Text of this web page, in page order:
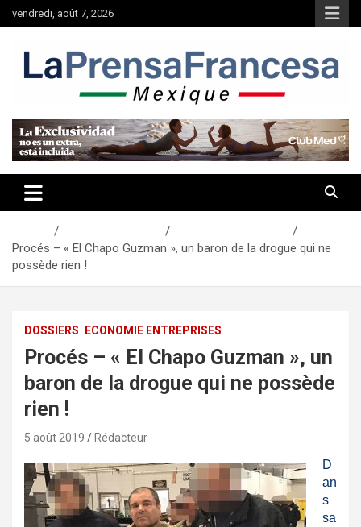
au
vendredi, août 7, 2026
Procés – « El Chapo Guzman », un baron de la drogue qui ne
possède rien !
DOSSIERS ECONOMIE ENTREPRISES
Procés – « El Chapo Guzman », un
baron de la drogue qui ne possède
rien !
5 août 2019 Rédacteur
D
an
s
sa